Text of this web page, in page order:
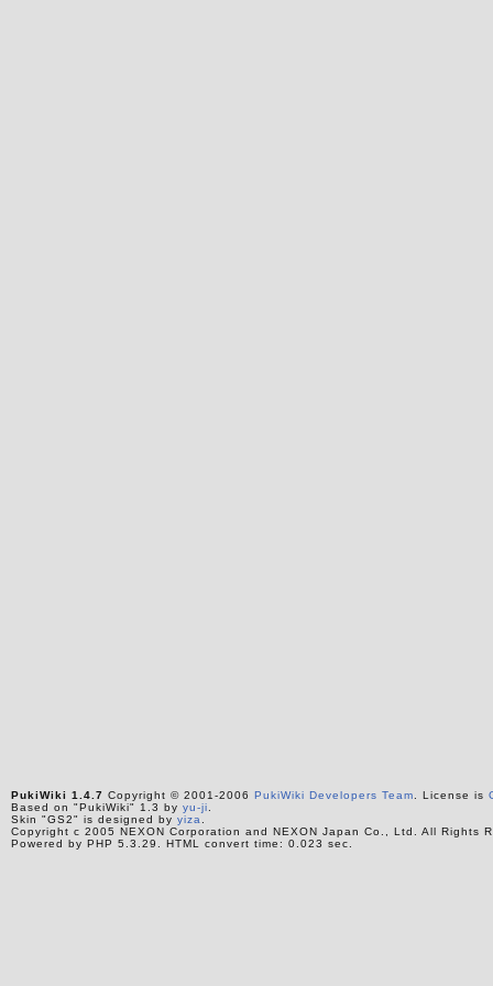
PukiWiki 1.4.7 Copyright © 2001-2006 PukiWiki Developers Team . License is
Based on "PukiWiki" 1.3 by yu-ji
Skin "GS2" is designed by yiza
Copyright c 2005 NEXON Corporation and NEXON Japan Co., Ltd. All Rights
Powered by PHP 5.3.29. HTML convert time: 0.023 sec.